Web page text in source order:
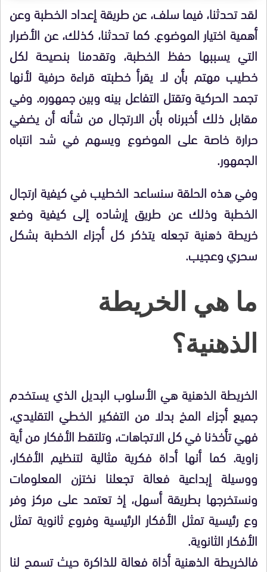
لقد تحدثنا، فيما سلف، عن طريقة إعداد الخطبة وعن
أهمية اختيار الموضوع. كما تحدثنا، كذلك، عن الأضرار
التي يسببها حفظ الخطبة، وتقدمنا بنصيحة لكل
خطيب مهتم بأن لا يقرأ خطبته قراءة حرفية لأنها
تجمد الحركية وتقتل التفاعل بينه وبين جمهوره. وفي
مقابل ذلك أخبرناه بأن الارتجال من شأنه أن يضفي
حرارة خاصة على الموضوع ويسهم في شد انتباه
الجمهور.
وفي هذه الحلقة سنساعد الخطيب في كيفية ارتجال
الخطبة وذلك عن طريق إرشاده إلى كيفية وضع
خريطة ذهنية تجعله يتذكر كل أجزاء الخطبة بشكل
سحري وعجيب.
ما هي الخريطة
الذهنية؟
الخريطة الذهنية هي الأسلوب البديل الذي يستخدم
جميع أجزاء المخ بدلا من التفكير الخطي التقليدي،
فهي تأخذنا في كل الاتجاهات، وتلتقط الأفكار من أية
زاوية. كما أنها أداة فكرية مثالية لتنظيم الأفكار،
ووسيلة إبداعية فعالة تجعلنا نختزن المعلومات
ونستخرجها بطريقة أسهل، إذ تعتمد على مركز وفر
وع رئيسية تمثل الأفكار الرئيسية وفروع ثانوية تمثل
الأفكار الثانوية.
فالخريطة الذهنية أذاة فعالة للذاكرة حيث تسمح لنا